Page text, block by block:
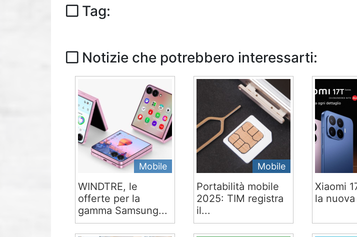
Tag:
Notizie che potrebbero interessarti:
Mobile
WINDTRE, le
offerte per la
gamma Samsung...
Mobile
Portabilità mobile
2025: TIM registra
il...
Xiaomi
la